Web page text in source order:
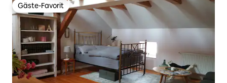
Gäste-Favorit
Gäste-Favorit